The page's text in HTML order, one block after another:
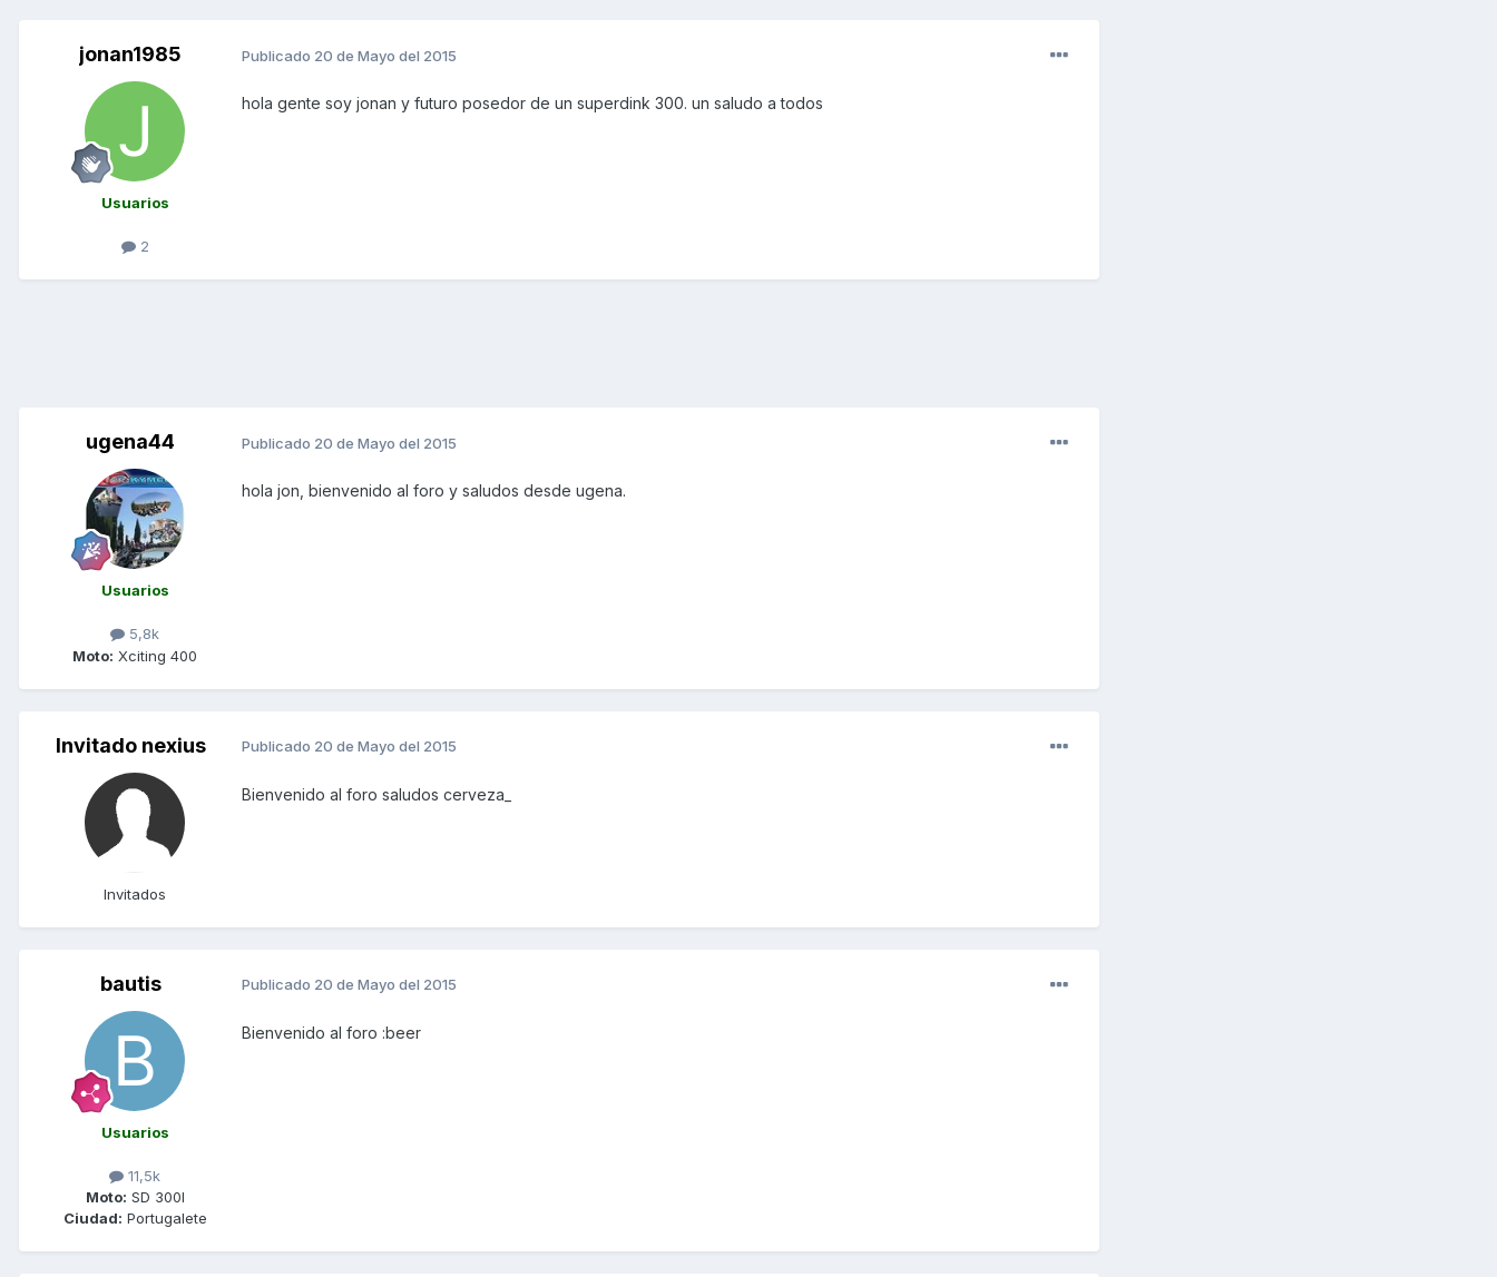
jonan1985
Usuarios
2
Publicado 20 de Mayo del 2015
hola gente soy jonan y futuro posedor de un superdink 300. un saludo a todos
ugena44
Usuarios
5,8k
Moto: Xciting 400
Publicado 20 de Mayo del 2015
hola jon, bienvenido al foro y saludos desde ugena.
Invitado nexius
Invitados
Publicado 20 de Mayo del 2015
Bienvenido al foro saludos cerveza_
bautis
Usuarios
11,5k
Moto: SD 300I
Ciudad: Portugalete
Publicado 20 de Mayo del 2015
Bienvenido al foro :beer